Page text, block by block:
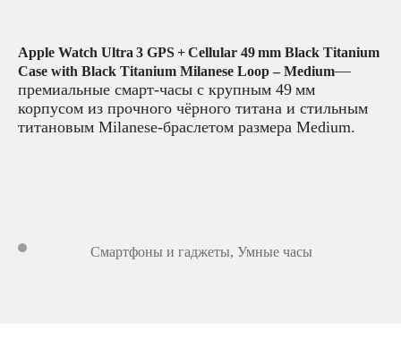
Apple Watch Ultra 3 GPS + Cellular 49 mm Black Titanium
Case with Black Titanium Milanese Loop – Medium—
премиальные смарт‑часы с крупным 49 мм
корпусом из прочного чёрного титана и стильным
титановым Milanese‑браслетом размера Medium.
Смартфоны и гаджеты, Умные часы